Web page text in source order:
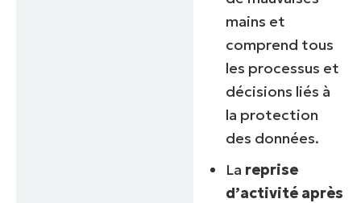
mains et
comprend tous
les processus et
décisions liés à
la protection
des données.
La reprise
d’activité après